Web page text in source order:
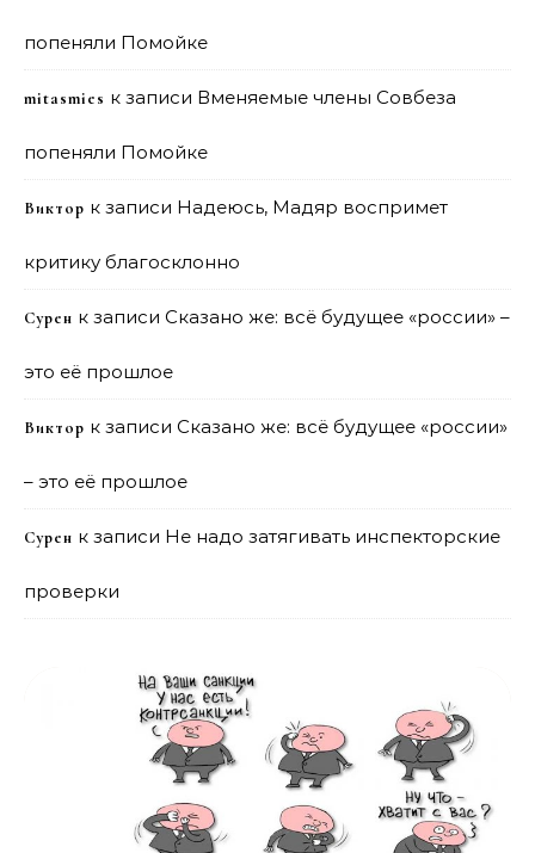
попеняли Помойке
mitasmies к записи Вменяемые члены Совбеза
попеняли Помойке
Виктор к записи Надеюсь, Мадяр воспримет
критику благосклонно
Сурен к записи Сказано же: всё будущее «россии» –
это её прошлое
Виктор к записи Сказано же: всё будущее «россии»
– это её прошлое
Сурен к записи Не надо затягивать инспекторские
проверки